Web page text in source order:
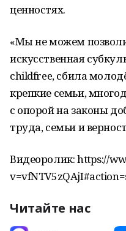
ценностях.
«Мы не можем
искусственная
childfree, сбила
крепкие семьи,
с опорой на законы
труда, семьи и
Видеоролик: https://
Читайте нас